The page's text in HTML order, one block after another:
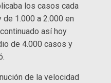
los casos cada
1.000 a 2.000 en
así hoy
de 4.000 casos y
de la velocidad